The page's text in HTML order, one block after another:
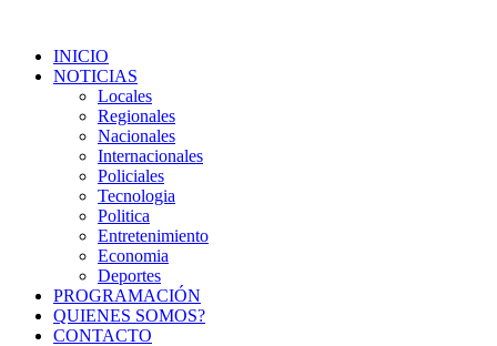
INICIO
NOTICIAS
Locales
Regionales
Nacionales
Internacionales
Policiales
Tecnologia
Politica
Entretenimiento
Economia
Deportes
PROGRAMACIÓN
QUIENES SOMOS?
CONTACTO